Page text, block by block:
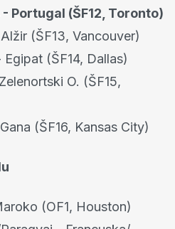
- Portugal (ŠF12, Toronto)
(ŠF13, Vancouver)
(ŠF14, Dallas)
O. (ŠF15,
(ŠF16, Kansas City)
(OF1, Houston)